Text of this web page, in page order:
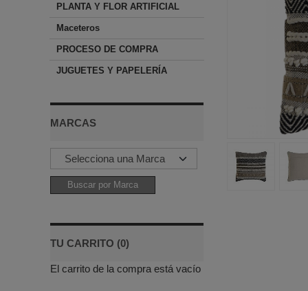
PLANTA Y FLOR ARTIFICIAL
Maceteros
PROCESO DE COMPRA
JUGUETES Y PAPELERÍA
MARCAS
TU CARRITO (0)
El carrito de la compra está vacío